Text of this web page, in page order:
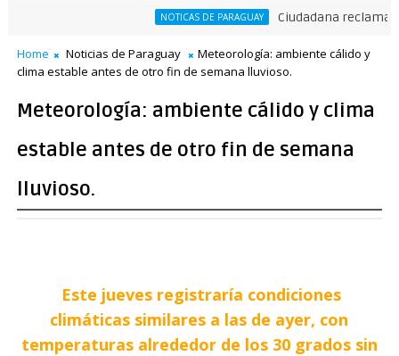
NOTICAS DE PARAGUAY Ciudadana reclama a
Home Noticias de Paraguay
Meteorología: ambiente cálido y
clima estable antes de otro fin de semana lluvioso.
Meteorología: ambiente cálido y clima
estable antes de otro fin de semana
lluvioso.
Este jueves registraría condiciones
climáticas similares a las de ayer, con
temperaturas alrededor de los 30 grados sin